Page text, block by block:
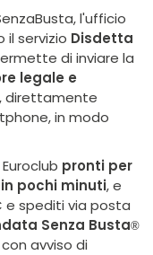
l'ufficio
il servizio Disdetta
di inviare la
legale e
direttamente
in modo
pronti per
pochi minuti, e
e spediti via posta
Senza Busta®
avviso di